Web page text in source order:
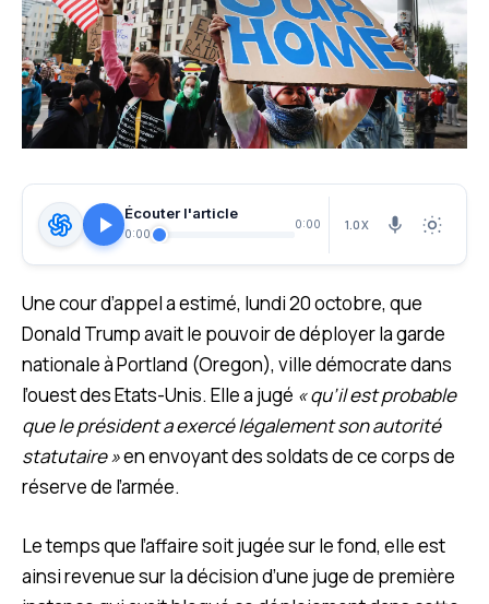
Écouter l'article
0:00
0:00 1.0X
Une cour d’appel a estimé, lundi 20 octobre, que
Donald Trump avait le pouvoir de déployer la garde
nationale à Portland (Oregon), ville démocrate dans
l’ouest des Etats-Unis. Elle a jugé « qu’il est probable
que le président a exercé légalement son autorité
statutaire »en envoyant des soldats de ce corps de
réserve de l’armée.
Le temps que l’affaire soit jugée sur le fond, elle est
ainsi revenue sur la décision d’une juge de première